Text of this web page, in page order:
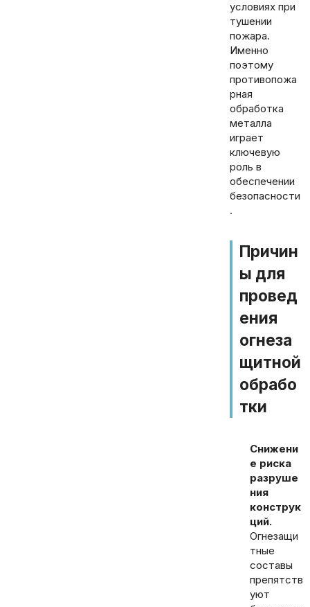
условиях при
тушении
пожара.
Именно
поэтому
противопожа
рная
обработка
металла
играет
ключевую
роль в
обеспечении
безопасности
.
Причин
ы для
провед
ения
огнеза
щитной
обрабо
тки
Снижени
е риска
разруше
ния
конструк
ций.
Огнезащи
тные
составы
препятств
уют